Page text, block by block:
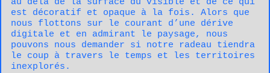
au delà de la surface du visible et de ce qui
est décoratif et opaque à la fois. Alors que
nous flottons sur le courant d’une dérive
digitale et en admirant le paysage, nous
pouvons nous demander si notre radeau tiendra
le coup à travers le temps et les territoires
inexplorés.